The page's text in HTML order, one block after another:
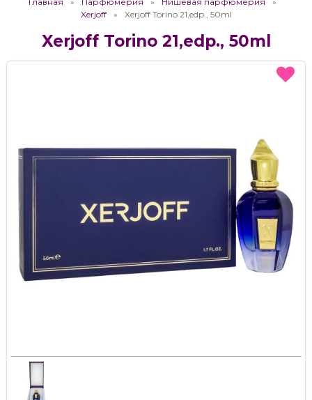
Xerjoff
Xerjoff Torino 21,edp., 50ml
Xerjoff Torino 21,edp., 50ml